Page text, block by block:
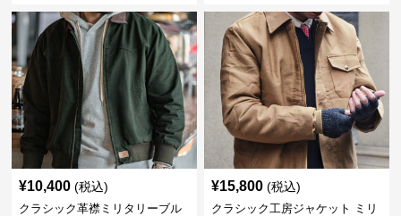
¥10,400 (税込)
クラシック革襟ミリタリーブル
¥15,800 (税込)
クラシック工房ジャケット ミリ